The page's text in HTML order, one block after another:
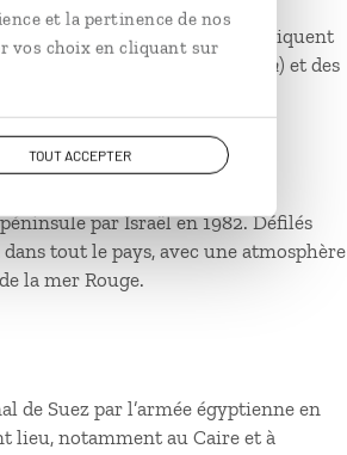
et la pertinence de nos
vos choix en cliquant sur
TOUT ACCEPTER
printemps. Les familles pique-niquent
du poisson salé (
fessikh) et des
par Israël en 1982. Défilés
tout le pays, avec une atmosphère
la mer Rouge.
de Suez par l’armée égyptienne en
lieu, notamment au Caire et à